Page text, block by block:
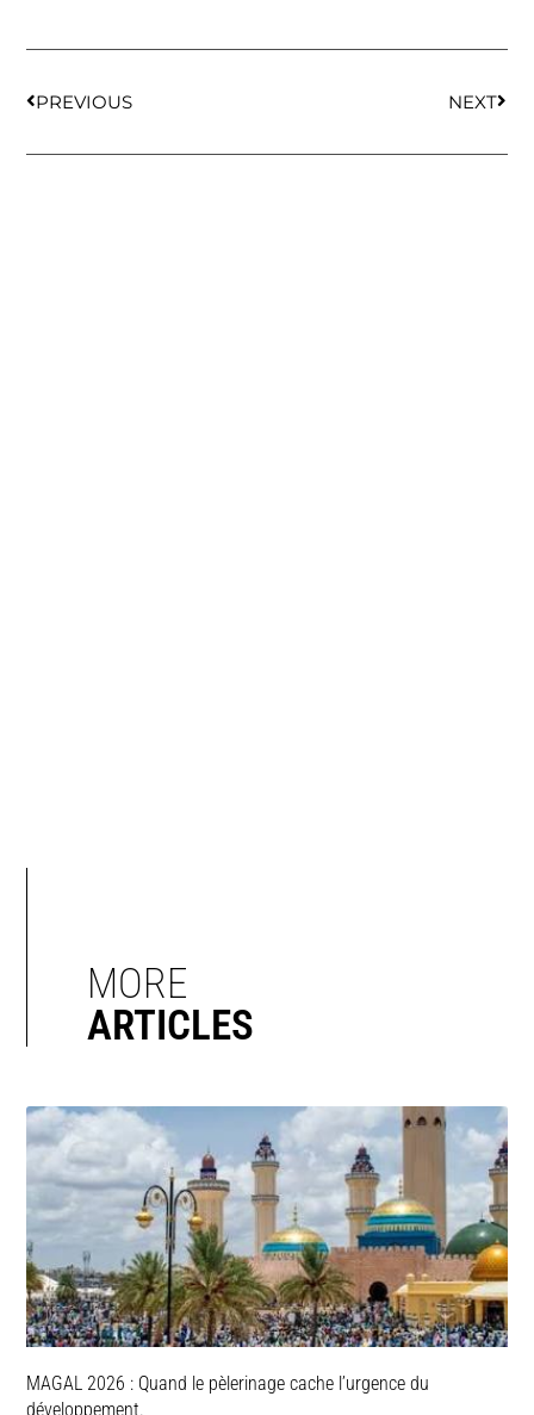
PREVIOUS NEXT
MORE
ARTICLES
MAGAL 2026 : Quand le pèlerinage cache l’urgence du
développement.